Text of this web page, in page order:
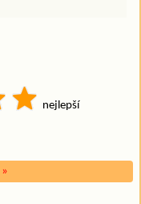
nejlepší
»